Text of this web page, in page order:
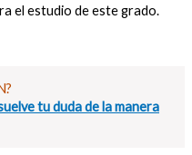
el estudio de este grado.
tu duda de la manera